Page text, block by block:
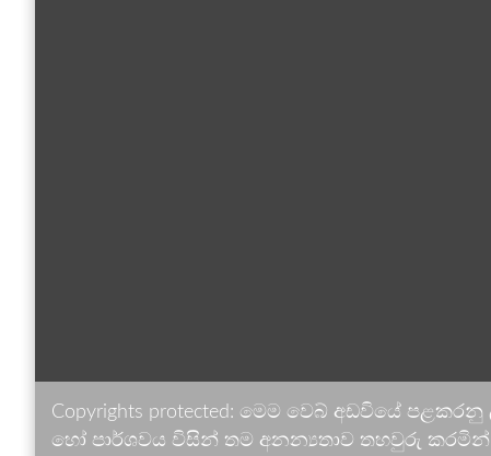
Copyrights protected: මෙම වෙබ් අඩවියේ
හෝ පාර්ශවය විසින් තම අනන්‍යතාව තහවුරු කරමින්